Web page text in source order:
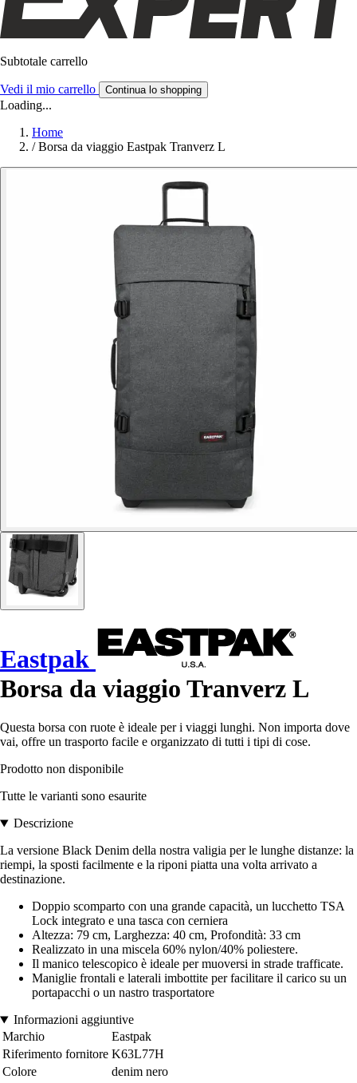
Subtotale carrello
Vedi il mio carrello Continua lo shopping
Loading...
Home
/ Borsa da viaggio Eastpak Tranverz L
Eastpak
Borsa da viaggio Tranverz L
Questa borsa con ruote è ideale per i viaggi lunghi. Non importa dove
vai, offre un trasporto facile e organizzato di tutti i tipi di cose.
Prodotto non disponibile
Tutte le varianti sono esaurite
Descrizione
La versione Black Denim della nostra valigia per le lunghe distanze: la
riempi, la sposti facilmente e la riponi piatta una volta arrivato a
destinazione.
Doppio scomparto con una grande capacità, un lucchetto TSA
Lock integrato e una tasca con cerniera
Altezza: 79 cm, Larghezza: 40 cm, Profondità: 33 cm
Realizzato in una miscela 60% nylon/40% poliestere.
Il manico telescopico è ideale per muoversi in strade trafficate.
Maniglie frontali e laterali imbottite per facilitare il carico su un
portapacchi o un nastro trasportatore
Informazioni aggiuntive
Marchio
Eastpak
Riferimento fornitore K63L77H
Colore
denim nero